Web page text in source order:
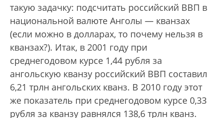
такую задачку: подсчитать российский ВВП в
национальной валюте Анголы — кванзах
(если можно в долларах, то почему нельзя в
кванзах?). Итак, в 2001 году при
среднегодовом курсе 1,44 рубля за
ангольскую кванзу российский ВВП составил
6,21 трлн ангольских кванз. В 2010 году этот
же показатель при среднегодовом курсе 0,33
рубля за кванзу равнялся 138,6 трлн кванз.